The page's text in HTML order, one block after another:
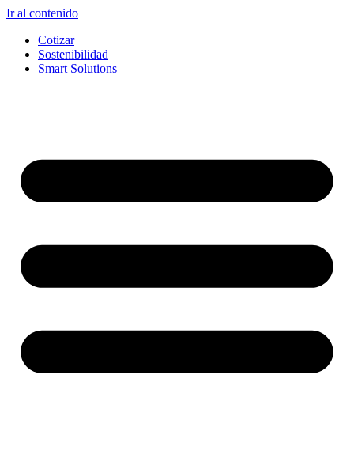
Ir al contenido
Cotizar
Sostenibilidad
Smart Solutions